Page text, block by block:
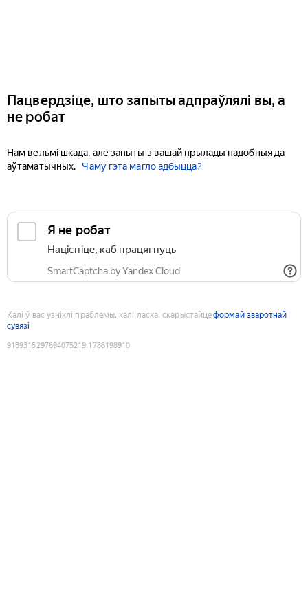
Пацвердзіце, што запыты адпраўлялі вы, а
не робат
Нам вельмі шкада, але запыты з вашай прылады падобныя да
аўтаматычных.
Чаму гэта магло адбыцца?
Я не робат
Націсніце, каб працягнуць
SmartCaptcha by Yandex Cloud
Калі ў вас узніклі праблемы, калі ласка, скарыстайцеформай зваротнай
сувязі
9189315297694075219:1786198910